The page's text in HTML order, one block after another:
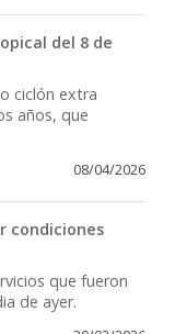
del 8 de
ciclón extra
años, que
08/04/2026
condiciones
que fueron
de ayer.